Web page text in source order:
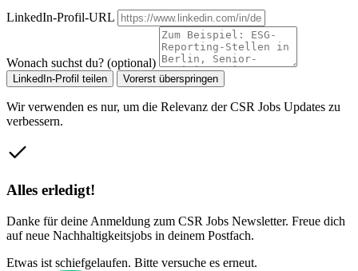
LinkedIn-Profil-URL
Wonach suchst du? (optional)
LinkedIn-Profil teilen Vorerst überspringen
Wir verwenden es nur, um die Relevanz der CSR Jobs Updates zu
verbessern.
Alles erledigt!
Danke für deine Anmeldung zum CSR Jobs Newsletter. Freue dich
auf neue Nachhaltigkeitsjobs in deinem Postfach.
Etwas ist schiefgelaufen. Bitte versuche es erneut.